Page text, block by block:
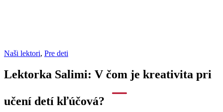
Naši lektori, Pre deti
Lektorka Salimi: V čom je kreativita pri
učení detí kľúčová?